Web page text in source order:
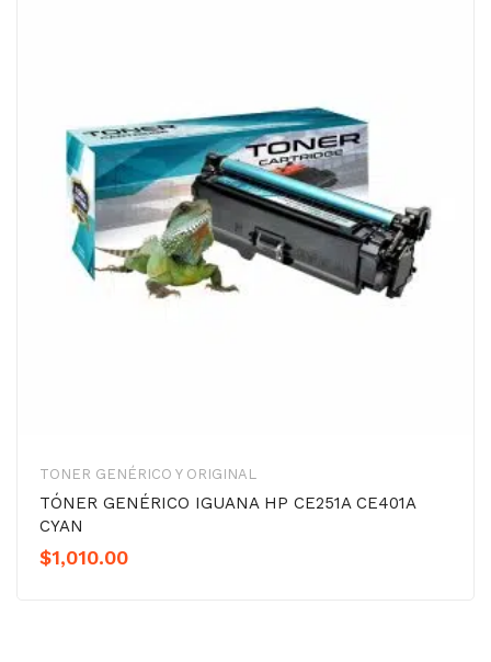
TONER GENÉRICO Y ORIGINAL
TÓNER GENÉRICO IGUANA HP CE251A CE401A
CYAN
$1,010.00